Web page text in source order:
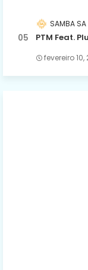
SAMBA SA
PTM Feat.
fevereiro 10,